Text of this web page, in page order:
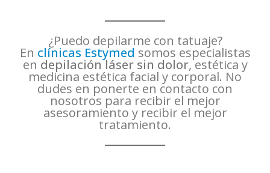
¿Puedo depilarme con tatuaje?
En clínicas Estymed somos especialistas
en depilación láser sin dolor, estética y
medicina estética facial y corporal. No
dudes en ponerte en contacto con
nosotros para recibir el mejor
asesoramiento y recibir el mejor
tratamiento.